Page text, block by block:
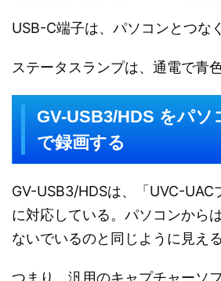
USB-C端子は、パソコンとつなぐ
ステータスランプは、通電で青
GV-USB3/HDS をパソ
で録画する
GV-USB3/HDSは、「UVC-UAC
に対応している。パソコンから
ないでいるのと同じように見える
つまり、汎用のキャプチャーソ